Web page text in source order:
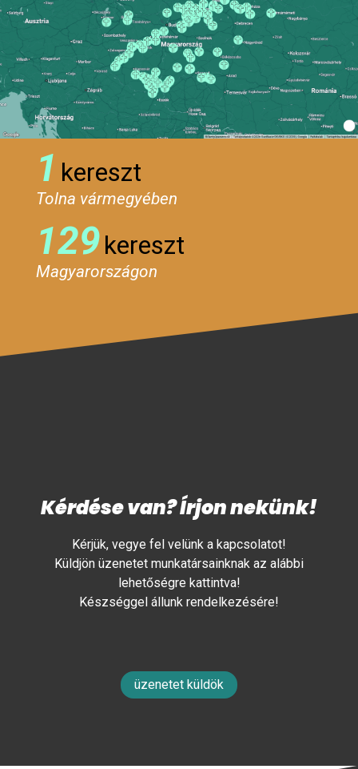
1 kereszt
Tolna vármegyében
129kereszt
Magyarországon
Kérdése van? Írjon nekünk!
Kérjük, vegye fel velünk a kapcsolatot!
Küldjön üzenetet munkatársainknak az alábbi
lehetőségre kattintva!
Készséggel állunk rendelkezésére!
üzenetet küldök